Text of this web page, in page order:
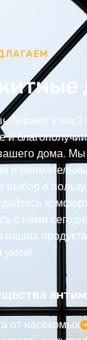
у
и
дома. Мы
и
выбор в
с нами
наших
уюта!
от насекомых